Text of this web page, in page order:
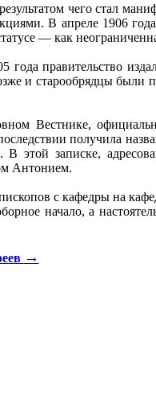
чего стал
В апреле 1906
— как
правительство
и старообрядцы были
Вестнике,
получила
этой записке,
Антонием.
с кафедры на
начало, а
→